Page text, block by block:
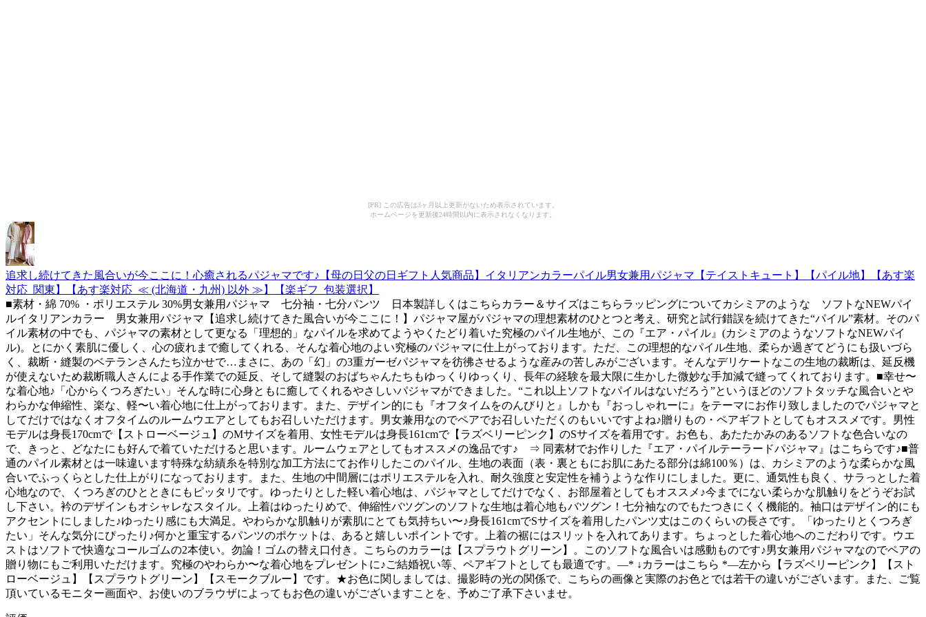
[PR] この広告は3ヶ月以上更新がないため表示されています。
ホームページを更新後24時間以内に表示されなくなります。
追求し続けてきた風合いが今ここに！心癒されるパジャマです♪【母の日父の日ギフト人気商品】イタリアンカラーパイル男女兼用パジャマ【テイストキュート】【パイル地】【あす楽
対応_関東】【あす楽対応_≪ (北海道・九州) 以外 ≫】【楽ギフ_包装選択】
■素材・綿 70% ・ポリエステル 30%男女兼用パジャマ 七分袖・七分パンツ 日本製詳しくはこちらカラー＆サイズはこちらラッピングについてカシミアのような ソフトなNEWパイ
ルイタリアンカラー 男女兼用パジャマ【追求し続けてきた風合いが今ここに！】パジャマ屋がパジャマの理想素材のひとつと考え、研究と試行錯誤を続けてきた“パイル”素材。そのパ
イル素材の中でも、パジャマの素材として更なる「理想的」なパイルを求めてようやくたどり着いた究極のパイル生地が、この『エア・パイル』(カシミアのようなソフトなNEWパイ
ル)。とにかく素肌に優しく、心の疲れまで癒してくれる、そんな着心地のよい究極のパジャマに仕上がっております。ただ、この理想的なパイル生地、柔らか過ぎてどうにも扱いづら
く、裁断・縫製のベテランさんたち泣かせで…まさに、あの「幻」の3重ガーゼパジャマを彷彿させるような産みの苦しみがございます。そんなデリケートなこの生地の裁断は、延反機
が使えないため裁断職人さんによる手作業での延反、そして縫製のおばちゃんたちもゆっくりゆっくり、長年の経験を最大限に生かした微妙な手加減で縫ってくれております。■幸せ〜
な着心地♪「心からくつろぎたい」そんな時に心身ともに癒してくれるやさしいパジャマができました。“これ以上ソフトなパイルはないだろう”というほどのソフトタッチな風合いとや
わらかな伸縮性、楽な、軽〜い着心地に仕上がっております。また、デザイン的にも『オフタイムをのんびりと』しかも『おっしゃれーに』をテーマにお作り致しましたのでパジャマと
してだけではなくオフタイムのルームウエアとしてもお召しいただけます。男女兼用なのでペアでお召しいただくのもいいですよね♪贈りもの・ペアギフトとしてもオススメです。男性
モデルは身長170cmで【ストローベージュ】のMサイズを着用、女性モデルは身長161cmで【ラズベリーピンク】のSサイズを着用です。お色も、あたたかみのあるソフトな色合いなの
で、きっと、どなたにも好んで着ていただけると思います。ルームウェアとしてもオススメの逸品です♪ ⇒ 同素材でお作りした『エア・パイルテーラードパジャマ』はこちらです♪■普
通のパイル素材とは一味違います特殊な紡績糸を特別な加工方法にてお作りしたこのパイル、生地の表面（表・裏ともにお肌にあたる部分は綿100％）は、カシミアのような柔らかな風
合いでふっくらとした仕上がりになっております。また、生地の中間層にはポリエステルを入れ、耐久強度と安定性を補うような作りにしました。更に、通気性も良く、サラっとした着
心地なので、くつろぎのひとときにもピッタリです。ゆったりとした軽い着心地は、パジャマとしてだけでなく、お部屋着としてもオススメ♪今までにない柔らかな肌触りをどうぞお試
し下さい。衿のデザインもオシャレなスタイル。上着はゆったりめで、伸縮性バツグンのソフトな生地は着心地もバツグン！七分袖なのでもたつきにくく機能的。袖口はデザイン的にも
アクセントにしました♪ゆったり感にも大満足。やわらかな肌触りが素肌にとても気持ちい〜♪身長161cmでSサイズを着用したパンツ丈はこのくらいの長さです。「ゆったりとくつろぎ
たい」そんな気分にぴったり♪何かと重宝するパンツのポケットは、あると嬉しいポイントです。上着の裾にはスリットを入れてあります。ちょっとした着心地へのこだわりです。ウエ
ストはソフトで快適なコールゴムの2本使い。勿論！ゴムの替え口付き。こちらのカラーは【スプラウトグリーン】。このソフトな風合いは感動ものです♪男女兼用パジャマなのでペアの
贈り物にもご利用いただけます。究極のやわらか〜な着心地をプレゼントに♪ご結婚祝い等、ペアギフトとしても最適です。—* ↓カラーはこちら *—左から【ラズベリーピンク】【スト
ローベージュ】【スプラウトグリーン】【スモークブルー】です。★お色に関しましては、撮影時の光の関係で、こちらの画像と実際のお色とでは若干の違いがございます。また、ご覧
頂いているモニター画面や、お使いのブラウザによってもお色の違いがございますことを、予めご了承下さいませ。